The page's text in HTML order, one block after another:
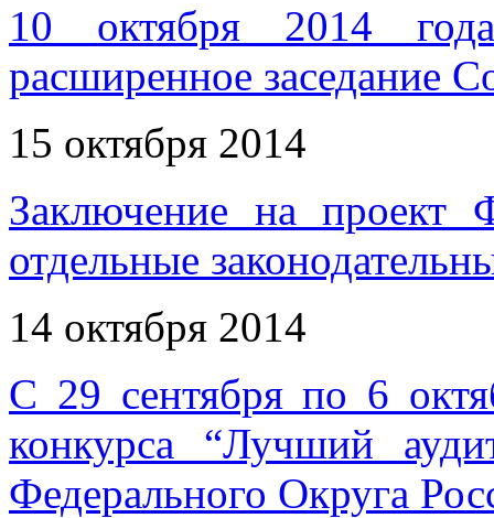
10 октября 2014
расширенное
15 октября 2014
Заключение на проект
отдельные
14 октября 2014
С 29 сентября по 6
конкурса “Лучший
Федерального Округа